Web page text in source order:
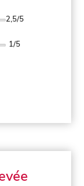
2,5/5
1/5